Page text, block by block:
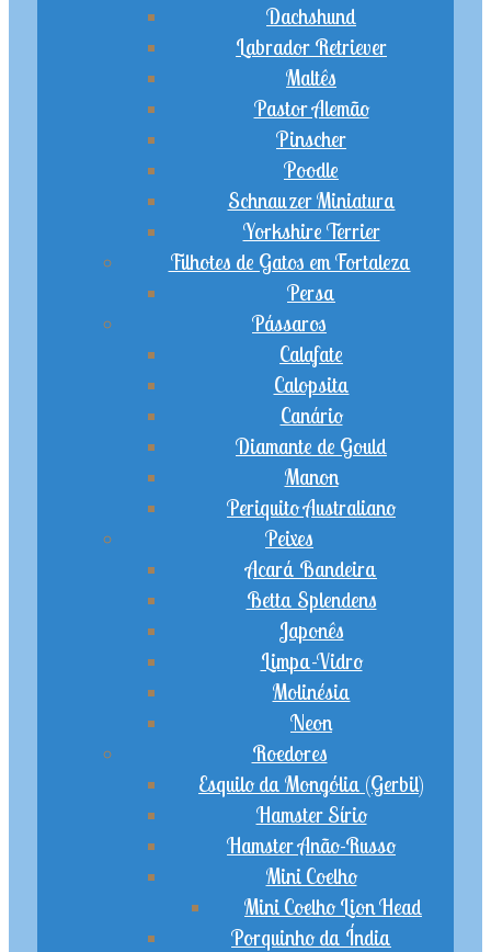
Dachshund
Labrador Retriever
Maltês
Pastor Alemão
Pinscher
Poodle
Schnauzer Miniatura
Yorkshire Terrier
Filhotes de Gatos em Fortaleza
Persa
Pássaros
Calafate
Calopsita
Canário
Diamante de Gould
Manon
Periquito Australiano
Peixes
Acará Bandeira
Betta Splendens
Japonês
Limpa-Vidro
Molinésia
Neon
Roedores
Esquilo da Mongólia (Gerbil)
Hamster Sírio
Hamster Anão-Russo
Mini Coelho
Mini Coelho Lion Head
Porquinho da Índia